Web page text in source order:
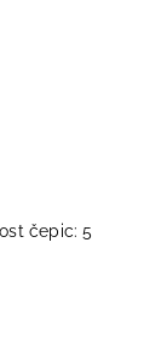
čepic: 5